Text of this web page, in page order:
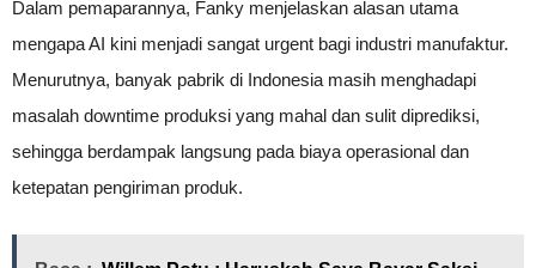
Dalam pemaparannya, Fanky menjelaskan alasan utama
mengapa AI kini menjadi sangat urgent bagi industri manufaktur.
Menurutnya, banyak pabrik di Indonesia masih menghadapi
masalah downtime produksi yang mahal dan sulit diprediksi,
sehingga berdampak langsung pada biaya operasional dan
ketepatan pengiriman produk.